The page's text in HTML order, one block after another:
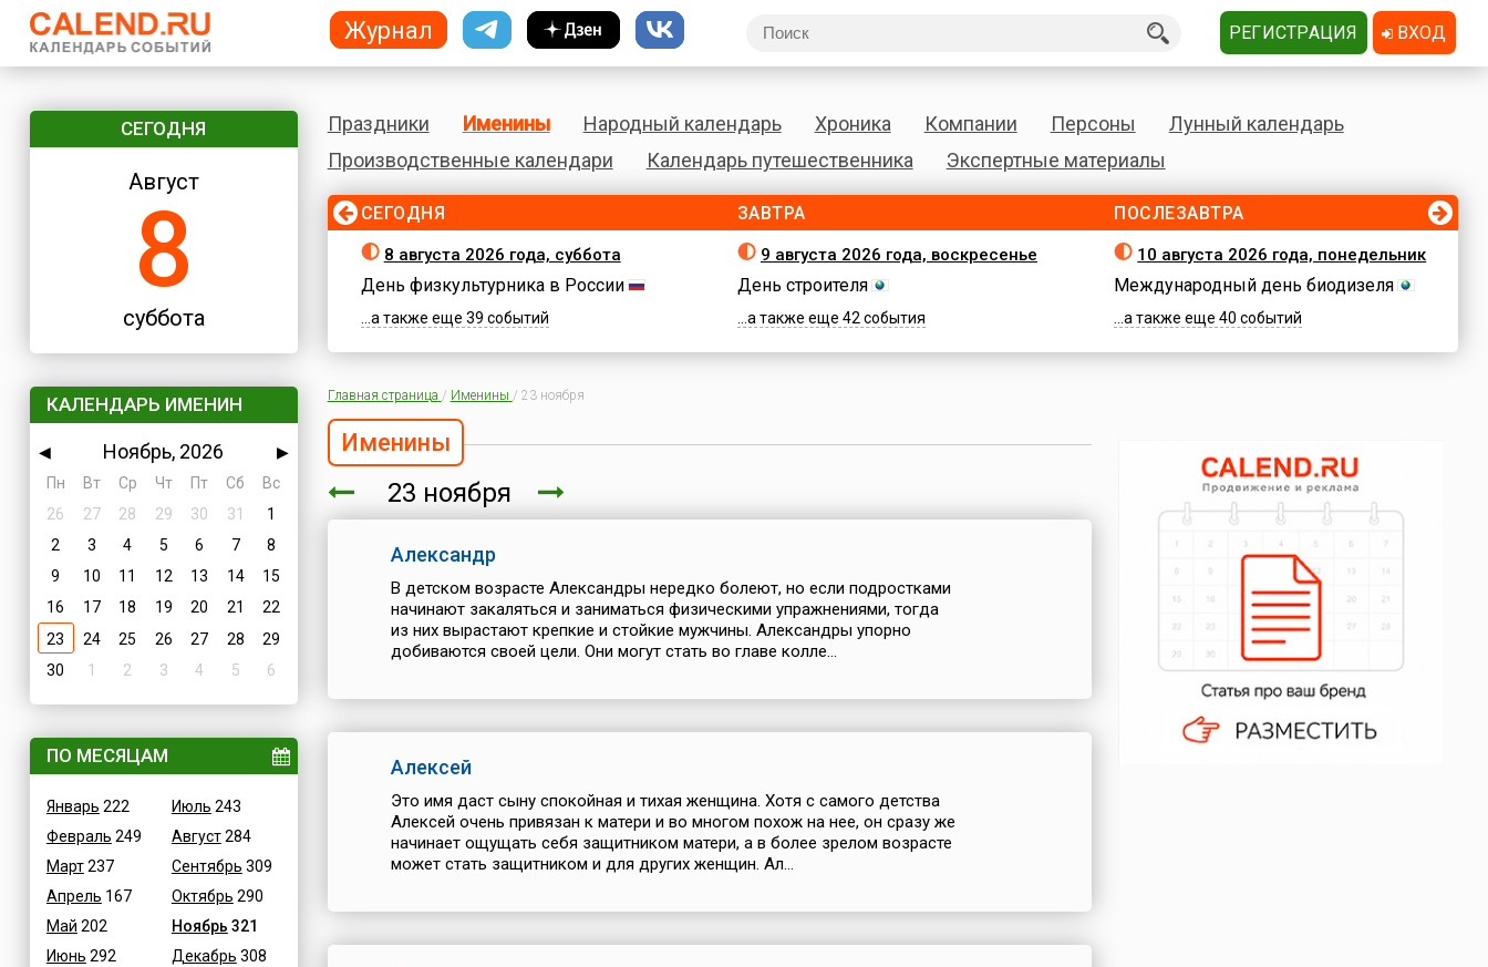
СЕГОДНЯ
Август
8
суббота
КАЛЕНДАРЬ ИМЕНИН
◀ Ноябрь, 2026
▶
Пн
Вт Ср Чт Пт Сб
Вс
26
27 28 29 30 31
1
2
3 4 5 6 7
8
9
10 11 12 13 14
15
16
17 18 19 20 21
22
23
24 25 26 27 28
29
30
1 2 3 4 5 6
ПО МЕСЯЦАМ
Январь 222
Февраль 249
Март237
Апрель 167
Май 202
Июнь 292
Июль 243
Август284
Сентябрь 309
Октябрь 290
Ноябрь 321
Декабрь 308
Праздники Именины Народный календарь Хроника Компании Персоны
Лунный календарь
Производственные календари
Календарь путешественника Экспертные материалы
СЕГОДНЯ
8 августа 2026 года, суббота
День физкультурника в России
...а также еще 39 событий
ЗАВТРА
9 августа 2026 года, воскресенье
День строителя
...а также еще 42 события
ПОСЛЕЗАВТРА
10 августа 2026 года, понедельник
Международный день биодизеля
...а также еще 40 событий
Главная страница / Именины / 23 ноября
Именины
23 ноября
Александр
В детском возрасте Александры нередко болеют, но если подростками
начинают закаляться и заниматься физическими упражнениями, тогда
из них вырастают крепкие и стойкие мужчины. Александры упорно
добиваются своей цели. Они могут стать во главе колле...
Алексей
Это имя даст сыну спокойная и тихая женщина. Хотя с самого детства
Алексей очень привязан к матери и во многом похож на нее, он сразу же
начинает ощущать себя защитником матери, а в более зрелом возрасте
может стать защитником и для других женщин. Ал...
Журнал РЕГИСТРАЦИЯ ВХОД